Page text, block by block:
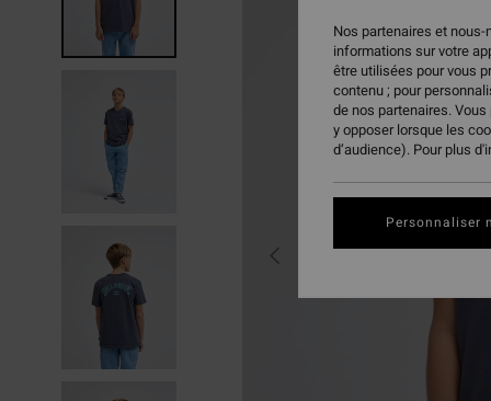
Nos partenaires et
informations sur votre
être utilisées pour vous
contenu ; pour
de nos partenaires.
y opposer lorsque les
d’audience). Pour plus
Personnaliser